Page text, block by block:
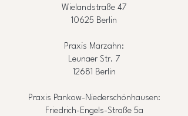
Wielandstraße 47
10625 Berlin
Praxis Marzahn:
Leunaer Str. 7
12681 Berlin
Praxis Pankow-Niederschönhausen:
Friedrich-Engels-Straße 5a